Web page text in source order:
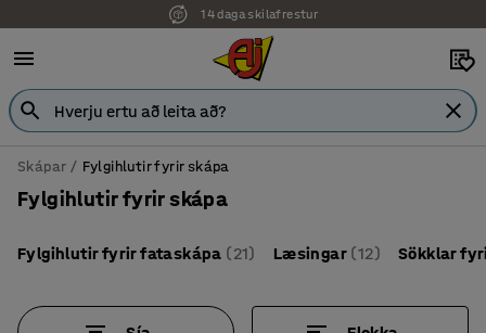
7 ára ábyrgð
Skápar Fylgihlutir fyrir skápa
Fylgihlutir fyrir skápa
Fylgihlutir fyrir fataskápa (21) Læsingar (12) Sökklar